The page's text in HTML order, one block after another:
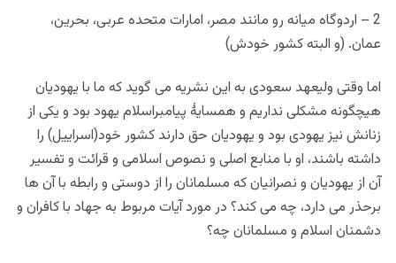
2 – اردوگاه میانه رو مانند مصر، امارات متحده عربی، بحرین،
عمان. (و البته کشور خودش)
اما وقتی ولیعهد سعودی به این نشریه می گوید که ما با یهودیان
هیچگونه مشکلی نداریم و همسایۀ پیامبراسلام یهود بود و یکی از
زنانش نیز یهودی بود و یهودیان حق دارند کشور خود(اسراییل) را
داشته باشند، او با منابع اصلی و نصوص اسلامی و قرائت و تفسیر
آن از یهودیان و نصرانیان که مسلمانان را از دوستی و رابطه با آن ها
برحذر می دارد، چه می کند؟ در مورد آیات مربوط به جهاد با کافران و
دشمنان اسلام و مسلمانان چه؟